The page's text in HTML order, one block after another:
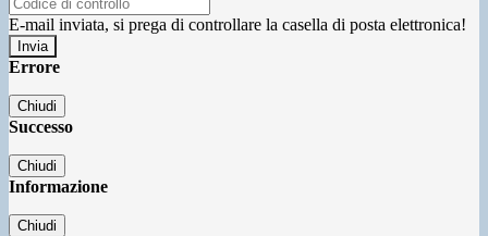
E-mail inviata, si prega di controllare la casella di posta elettronica!
Errore
Chiudi
Successo
Chiudi
Informazione
Chiudi